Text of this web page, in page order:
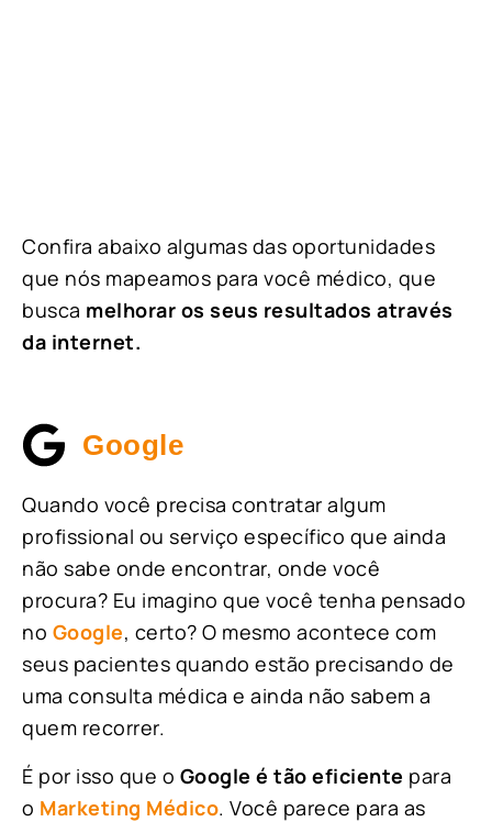
Confira abaixo algumas das oportunidades
que nós mapeamos para você médico, que
busca melhorar os seus resultados através
da internet.
Google
Quando você precisa contratar algum
profissional ou serviço específico que ainda
não sabe onde encontrar, onde você
procura? Eu imagino que você tenha pensado
no Google, certo? O mesmo acontece com
seus pacientes quando estão precisando de
uma consulta médica e ainda não sabem a
quem recorrer.
É por isso que o Google é tão eficiente para
o Marketing Médico. Você parece para as